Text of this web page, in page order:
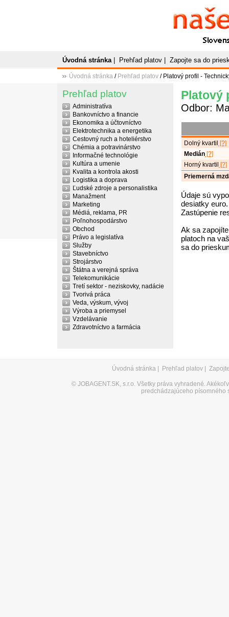
Naše
Slovenský
Úvodná stránka| Prehľad platov Zapojte sa do
Úvodná stránka / Prehľad platov / Platový profil -
Prehľad platov
Administratíva
Bankovníctvo a financie
Ekonomika a účtovníctvo
Elektrotechnika a energetika
Cestovný ruch a hoteliérstvo
Chémia a potravinárstvo
Informačné technológie
Kultúra a umenie
Kvalita a kontrola akosti
Logistika a doprava
Ľudské zdroje a personalistika
Manažment
Marketing
Médiá, reklama, PR
Poľnohospodárstvo
Obchod
Právo a legislatíva
Služby
Stavebníctvo
Strojárstvo
Štátna a verejná správa
Telekomunikácie
Tretí sektor - neziskovky, nadácie
Tvorivá práca
Veda, výskum, vývoj
Výroba a priemysel
Vzdelávanie
Zdravotníctvo a farmácia
Platový
Odbor:
Dolný kvartil
[?]
Medián[?]
Horný kvartil
[?]
Priemerná
Údaje sú
desiatky euro.
Zastúpenie
Ak sa
platoch na
sa do
Úvodná stránka Prehľad platov
© JOBAGENT.SK, s.r.o. Všetky práva vyhradené.
predchádzajúceho písomného